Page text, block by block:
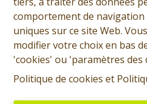
comportement de
uniques sur ce site Web.
modifier votre choix en bas
'cookies' ou 'paramètres des
Politique de cookies et
3 1 133